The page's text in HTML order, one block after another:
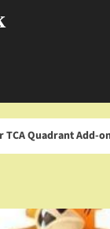
Add-on Airbus